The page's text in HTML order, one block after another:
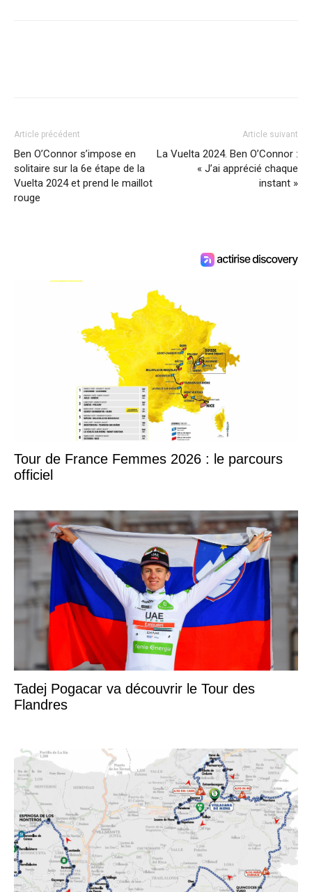
Article précédent
Ben O’Connor s’impose en
solitaire sur la 6e étape de la
Vuelta 2024 et prend le maillot
rouge
Article suivant
La Vuelta 2024. Ben O’Connor :
« J’ai apprécié chaque
instant »
Tour de France Femmes 2026 : le parcours
officiel
Tadej Pogacar va découvrir le Tour des
Flandres